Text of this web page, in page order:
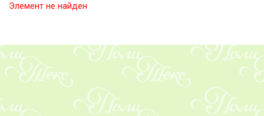
Элемент не найден